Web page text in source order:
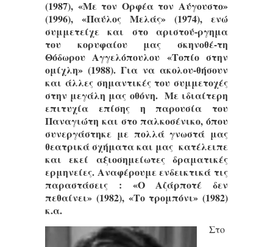
(1987), «Με τον Ορφέα τον Αύγουστο»
(1996), «Παύλος Μελάς» (1974), ενώ
συμμετείχε και στο αριστού-ργημα
του κορυφαίου μας σκηνοθέ-τη
Θόδωρου Αγγελόπουλου «Τοπίο στην
ομίχλη» (1988). Για να ακολου-θήσουν
και άλλες σημαντικές του συμμετοχές
στην μεγάλη μας οθόνη. Με ιδιαίτερη
επιτυχία επίσης η παρουσία του
Παναγιώτη και στο παλκοσένικο, όπου
συνεργάστηκε με πολλά γνωστά μας
θεατρικά σχήματα και μας κατέλειπε
και εκεί αξιοσημείωτες δραματικές
ερμηνείες. Αναφέρουμε ενδεικτικά τις
παραστάσεις : «Ο Αζάρποτέ δεν
πεθαίνει» (1982), «Το τρομπόνι» (1982)
κ.α.
Στο